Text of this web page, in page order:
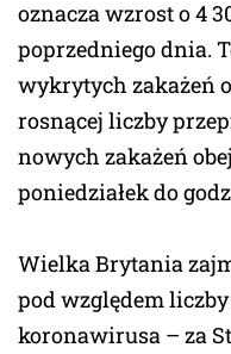
oznacza wzrost o 4
poprzedniego dnia.
wykrytych zakażeń
rosnącej liczby
nowych zakażeń
poniedziałek do
Wielka Brytania
pod względem
koronawirusa – za